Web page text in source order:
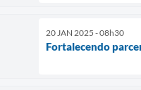
20 JAN 2025 - 08h30
Fortalecendo